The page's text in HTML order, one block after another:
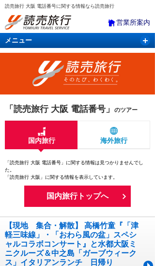
読売旅行 大阪 電話番号に関する情報なら読売旅行
営業所案内
メニュー
国内旅行 バスツアー 海外旅行
「読売旅行 大阪 電話番号」 のツアー
国内旅行 海外旅行
「読売旅行 大阪 電話番号」に関する情報は見つかりませんでし
た。
「読売旅行 大阪」に関する情報を表示しています。
国内旅行トップへ
【現地 集合・解散】 高橋竹童『「津
軽三味線」・「おわら風の盆」スペシ
ャルコラボコンサート』と水都大阪ミ
ニクルーズ＆中之島「ガーブウィーク
ス」イタリアンランチ 日帰り